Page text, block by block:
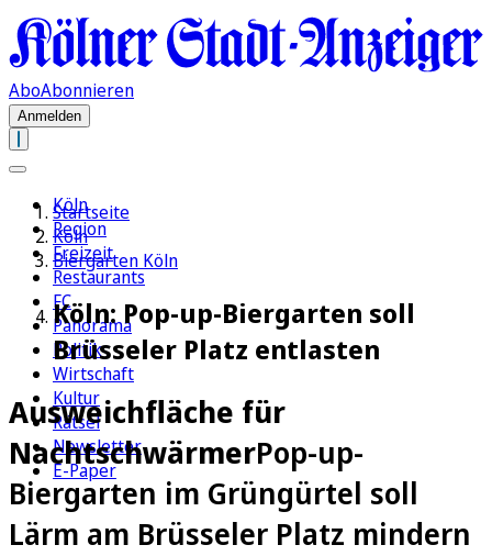
AboAbonnieren
Anmelden
Köln
Region
Freizeit
Restaurants
FC
Panorama
Politik
Wirtschaft
Kultur
Rätsel
Newsletter
E-Paper
Startseite
Köln
Biergarten Köln
Köln: Pop-up-Biergarten soll
Brüsseler Platz entlasten
Ausweichfläche für
NachtschwärmerPop-up-
Biergarten im Grüngürtel soll
Lärm am Brüsseler Platz mindern